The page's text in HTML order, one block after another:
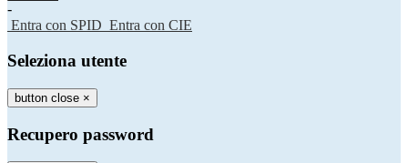
-
Entra con SPID Entra con CIE
Seleziona utente
button close ×
Recupero password